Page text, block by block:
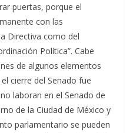
puertas, porque el
con las
Directiva como del
Política”. Cabe
de algunos elementos
cierre del Senado fue
laboran en el Senado de
de la Ciudad de México y
parlamentario se pueden